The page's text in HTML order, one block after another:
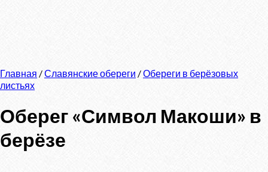
Главная /Славянские обереги /Обереги в берёзовых
листьях
Оберег «Символ Макоши» в
берёзе